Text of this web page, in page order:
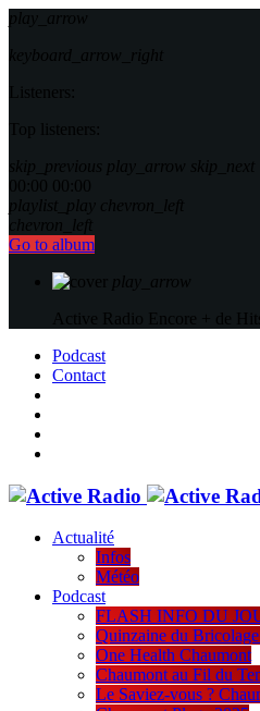
play_arrow
keyboard_arrow_right
Listeners:
Top listeners:
skip_previous play_arrow skip_next
00:00 00:00
playlist_play chevron_left
chevron_left
Go to album
play_arrow
Active Radio Encore + de
Podcast
Contact
Actualité
Infos
Météo
Podcast
FLASH INFO DU
Quinzaine du
One Health Chaumont
Chaumont au Fil du
Le Saviez-vous ?